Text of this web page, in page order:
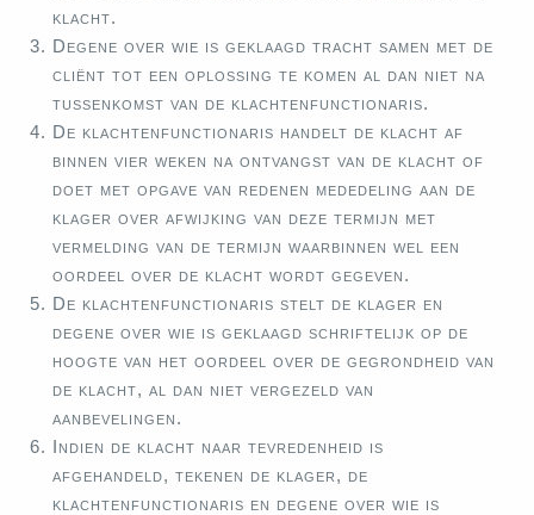
klacht.
Degene over wie is geklaagd tracht samen met de
cliënt tot een oplossing te komen al dan niet na
tussenkomst van de klachtenfunctionaris.
De klachtenfunctionaris handelt de klacht af
binnen vier weken na ontvangst van de klacht of
doet met opgave van redenen mededeling aan de
klager over afwijking van deze termijn met
vermelding van de termijn waarbinnen wel een
oordeel over de klacht wordt gegeven.
De klachtenfunctionaris stelt de klager en
degene over wie is geklaagd schriftelijk op de
hoogte van het oordeel over de gegrondheid van
de klacht, al dan niet vergezeld van
aanbevelingen.
Indien de klacht naar tevredenheid is
afgehandeld, tekenen de klager, de
klachtenfunctionaris en degene over wie is